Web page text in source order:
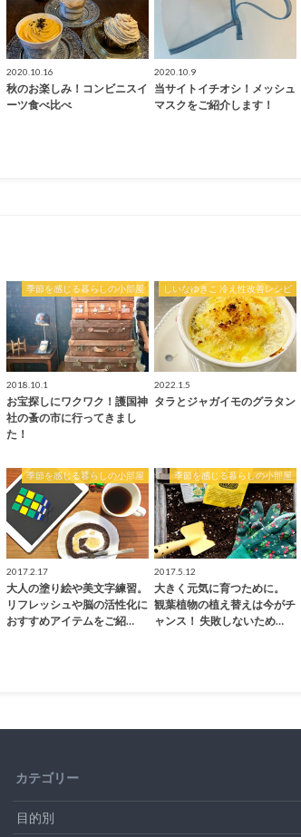
2020.10.16
秋のお楽しみ！コンビニスイ
ーツ食べ比べ
2020.10.9
当サイトイチオシ！メッシュ
マスクをご紹介します！
季節を感じる暮らしの小部屋
2018.10.1
お宝探しにワクワク！護国神
社の蚤の市に行ってきまし
た！
しいなゆきこ 冷え性改善レシピ
2022.1.5
タラとジャガイモのグラタン
季節を感じる暮らしの小部屋
2017.2.17
大人の塗り絵や美文字練習。
リフレッシュや脳の活性化に
おすすめアイテムをご紹…
季節を感じる暮らしの小部屋
2017.5.12
大きく元気に育つために。
観葉植物の植え替えは今がチ
ャンス！ 失敗しないため…
カテゴリー
目的別